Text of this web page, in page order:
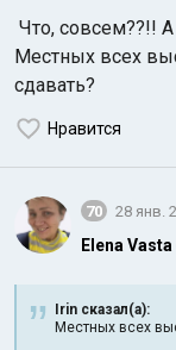
Что, совсем??!!
Местных всех
сдавать?
Нравится
70 28 янв.
Elena Vasta
Irin сказал(а):
Местных всех